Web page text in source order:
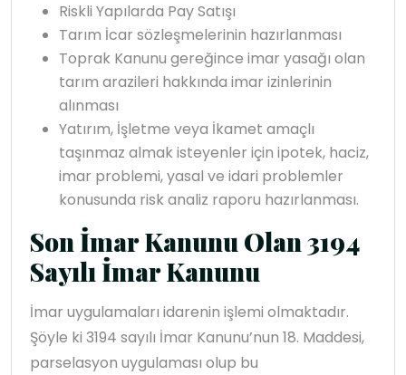
Riskli Yapılarda Pay Satışı
Tarım İcar sözleşmelerinin hazırlanması
Toprak Kanunu gereğince imar yasağı olan
tarım arazileri hakkında imar izinlerinin
alınması
Yatırım, İşletme veya İkamet amaçlı
taşınmaz almak isteyenler için ipotek, haciz,
imar problemi, yasal ve idari problemler
konusunda risk analiz raporu hazırlanması.
Son İmar Kanunu Olan 3194
Sayılı İmar Kanunu
İmar uygulamaları idarenin işlemi olmaktadır.
Şöyle ki 3194 sayılı İmar Kanunu’nun 18. Maddesi,
parselasyon uygulaması olup bu